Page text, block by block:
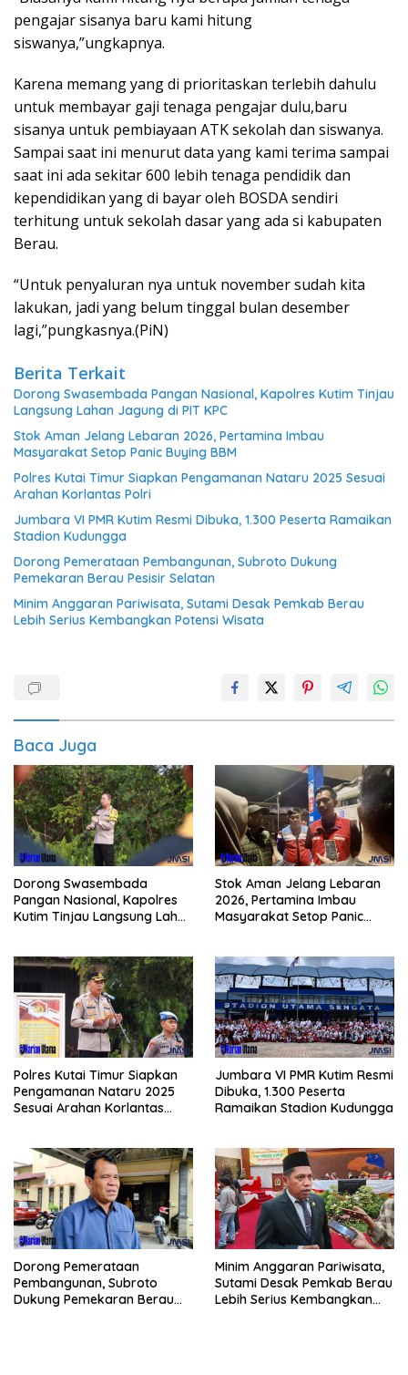
pengajar sisanya baru kami hitung
siswanya,”ungkapnya.
Karena memang yang di prioritaskan terlebih dahulu
untuk membayar gaji tenaga pengajar dulu,baru
sisanya untuk pembiayaan ATK sekolah dan siswanya.
Sampai saat ini menurut data yang kami terima sampai
saat ini ada sekitar 600 lebih tenaga pendidik dan
kependidikan yang di bayar oleh BOSDA sendiri
terhitung untuk sekolah dasar yang ada si kabupaten
Berau.
“Untuk penyaluran nya untuk november sudah kita
lakukan, jadi yang belum tinggal bulan desember
lagi,”pungkasnya.(PiN)
Berita Terkait
Dorong Swasembada Pangan Nasional, Kapolres Kutim Tinjau
Langsung Lahan Jagung di PIT KPC
Stok Aman Jelang Lebaran 2026, Pertamina Imbau
Masyarakat Setop Panic Buying BBM
Polres Kutai Timur Siapkan Pengamanan Nataru 2025 Sesuai
Arahan Korlantas Polri
Jumbara VI PMR Kutim Resmi Dibuka, 1.300 Peserta Ramaikan
Stadion Kudungga
Dorong Pemerataan Pembangunan, Subroto Dukung
Pemekaran Berau Pesisir Selatan
Minim Anggaran Pariwisata, Sutami Desak Pemkab Berau
Lebih Serius Kembangkan Potensi Wisata
Baca Juga
Dorong Swasembada
Pangan Nasional, Kapolres
Kutim Tinjau Langsung Lahan
Stok Aman Jelang Lebaran
2026, Pertamina Imbau
Masyarakat Setop Panic
Polres Kutai Timur Siapkan
Pengamanan Nataru 2025
Sesuai Arahan Korlantas
Jumbara VI PMR Kutim Resmi
Dibuka, 1.300 Peserta
Ramaikan Stadion Kudungga
Dorong Pemerataan
Pembangunan, Subroto
Dukung Pemekaran Berau
Minim Anggaran Pariwisata,
Sutami Desak Pemkab Berau
Lebih Serius Kembangkan